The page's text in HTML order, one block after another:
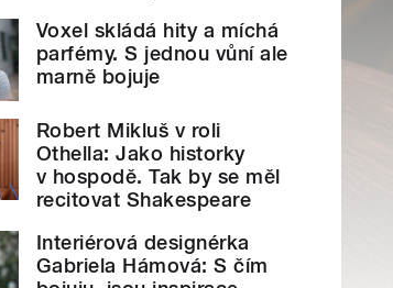
Voxel skládá hity a míchá
parfémy. S jednou vůní ale
marně bojuje
Robert Mikluš v roli
Othella: Jako historky
v hospodě. Tak by se měl
recitovat Shakespeare
Interiérová designérka
Gabriela Hámová: S čím